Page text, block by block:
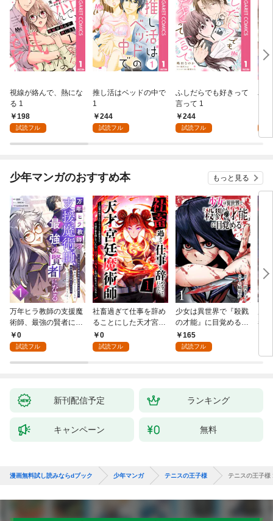
視線が絡んで、熱にな
る 1
198
試読フル
推し活はベッドの中で
1
244
試読フル
ふしだらでも好きって
言って 1
244
試読フル
パ
少年マンガのおすすめ本 もっと見る
万年ヒラ教師の支援魔
術師、最強の賢者にな
る～不人気の支援魔術
師は給料泥棒だと魔術
が、出世した元教え子
0
試読フル
社畜過ぎて仕事を辞め
ることにした天才宮廷
魔術師～辺境の地でス
ローライフを夢見る
0
試読フル
少女は異世界で『殺戮
の才能』に目覚める
(話売り) #1
165
試読フル
者
新刊配信予定 ランキング
キャンペーン 無料
漫画無料試し読みならdブック 少年マンガ テニスの王子様 テニスの王子様